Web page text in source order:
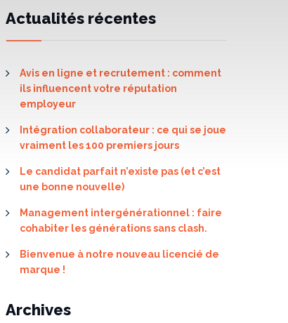
Actualités récentes
Avis en ligne et recrutement : comment
ils influencent votre réputation
employeur
Intégration collaborateur : ce qui se joue
vraiment les 100 premiers jours
Le candidat parfait n’existe pas (et c’est
une bonne nouvelle)
Management intergénérationnel : faire
cohabiter les générations sans clash.
Bienvenue à notre nouveau licencié de
marque !
Archives